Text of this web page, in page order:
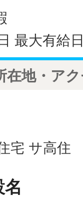
最大有給
在地・ア
宅 サ高住